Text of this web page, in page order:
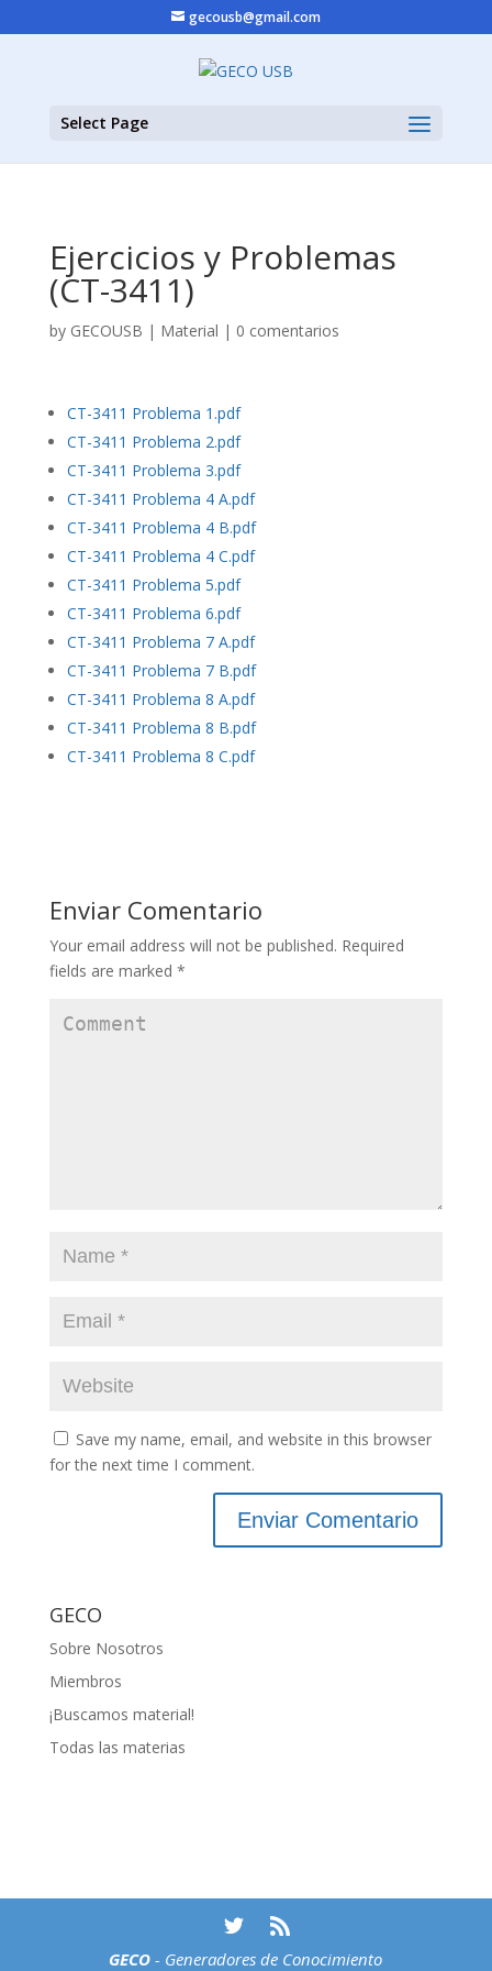
gecousb@gmail.com
Select Page
Ejercicios y Problemas
(CT-3411)
by GECOUSB | Material | 0 comentarios
CT-3411 Problema 1.pdf
CT-3411 Problema 2.pdf
CT-3411 Problema 3.pdf
CT-3411 Problema 4 A.pdf
CT-3411 Problema 4 B.pdf
CT-3411 Problema 4 C.pdf
CT-3411 Problema 5.pdf
CT-3411 Problema 6.pdf
CT-3411 Problema 7 A.pdf
CT-3411 Problema 7 B.pdf
CT-3411 Problema 8 A.pdf
CT-3411 Problema 8 B.pdf
CT-3411 Problema 8 C.pdf
Enviar Comentario
Your email address will not be published. Required
fields are marked *
Save my name, email, and website in this browser
for the next time I comment.
GECO
Sobre Nosotros
Miembros
¡Buscamos material!
Todas las materias
GECO - Generadores de Conocimiento